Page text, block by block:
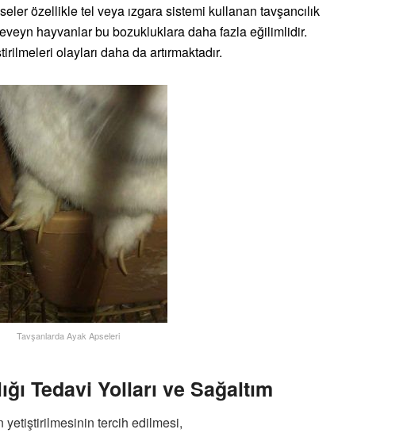
özellikle tel veya ızgara sistemi kullanan tavşancılık
hayvanlar bu bozukluklara daha fazla eğilimlidir.
olayları daha da artırmaktadır.
Tavşanlarda Ayak Apseleri
Tedavi Yolları ve Sağaltım
yetiştirilmesinin tercih edilmesi,